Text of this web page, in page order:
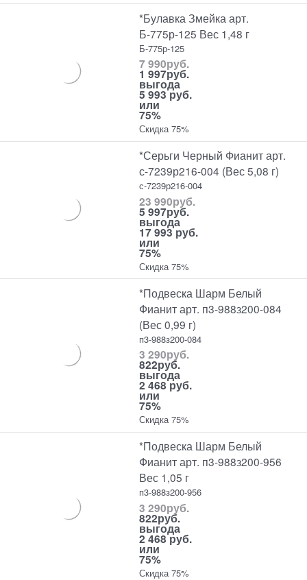
*Булавка Змейка арт.
Б-775р-125 Вес 1,48 г
Б-775р-125
7 990руб.
1 997руб.
выгода
5 993 руб.
или
75%
Скидка 75%
*Серьги Черный Фианит арт.
с-7239р216-004 (Вес 5,08 г)
с-7239р216-004
23 990руб.
5 997руб.
выгода
17 993 руб.
или
75%
Скидка 75%
*Подвеска Шарм Белый
Фианит арт. п3-988з200-084
(Вес 0,99 г)
п3-988з200-084
3 290руб.
822руб.
выгода
2 468 руб.
или
75%
Скидка 75%
*Подвеска Шарм Белый
Фианит арт. п3-988з200-956
Вес 1,05 г
п3-988з200-956
3 290руб.
822руб.
выгода
2 468 руб.
или
75%
Скидка 75%